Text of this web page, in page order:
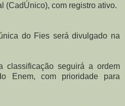
(CadÚnico), com registro ativo.
do Fies será divulgado na
classificação seguirá a ordem
Enem, com prioridade para